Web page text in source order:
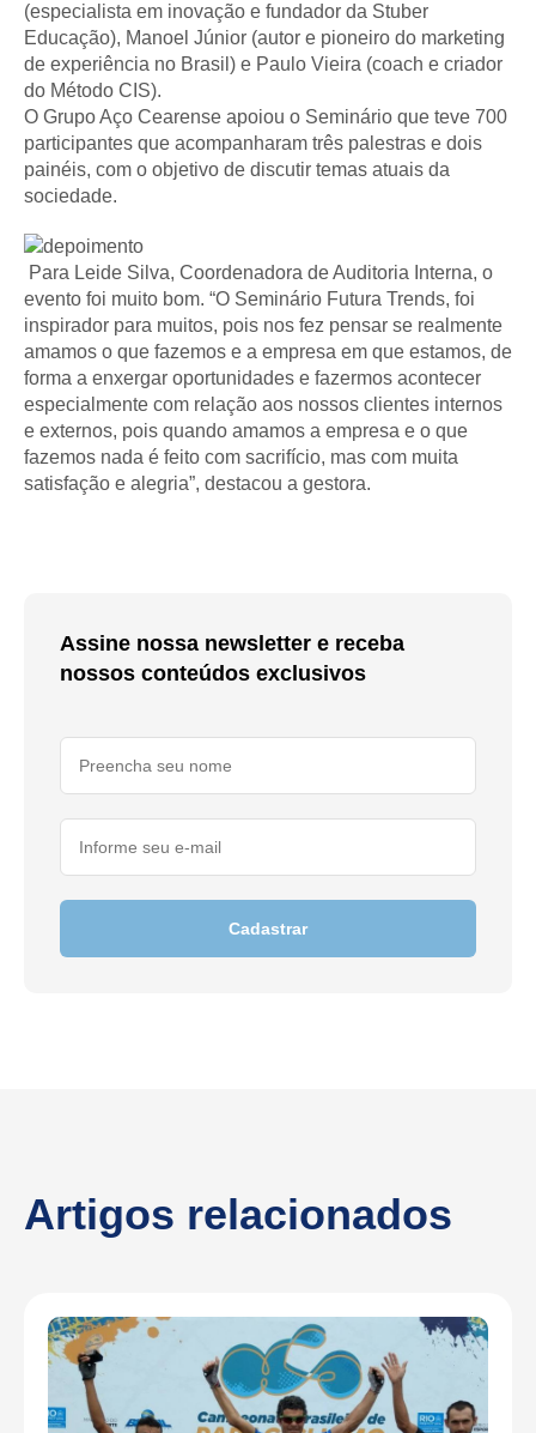
(especialista em inovação e fundador da Stuber
Educação), Manoel Júnior (autor e pioneiro do marketing
de experiência no Brasil) e Paulo Vieira (coach e criador
do Método CIS).
O Grupo Aço Cearense apoiou o Seminário que teve 700
participantes que acompanharam três palestras e dois
painéis, com o objetivo de discutir temas atuais da
sociedade.
Para Leide Silva, Coordenadora de Auditoria Interna, o
evento foi muito bom. “O Seminário Futura Trends, foi
inspirador para muitos, pois nos fez pensar se realmente
amamos o que fazemos e a empresa em que estamos, de
forma a enxergar oportunidades e fazermos acontecer
especialmente com relação aos nossos clientes internos
e externos, pois quando amamos a empresa e o que
fazemos nada é feito com sacrifício, mas com muita
satisfação e alegria”, destacou a gestora.
Assine nossa newsletter e receba
nossos conteúdos exclusivos
Cadastrar
Artigos relacionados